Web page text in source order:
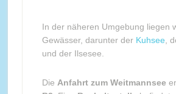
In der näheren Umgebung liegen
Gewässer, darunter der Kuhsee ,
und der Ilsesee.
Die Anfahrt zum Weitmannsee